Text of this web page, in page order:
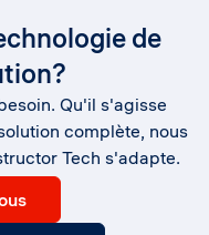
de
Qu'il s'agisse
complète, nous
Tech s'adapte.